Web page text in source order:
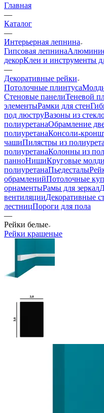
Главная
—
Каталог
—
Интерьерная лепнина
Гипсовая лепнина
декорКлеи и инструменты
—
Декоративные рейки
Потолочные плинтуса
Стеновые панелиТеневой
элементыРамки для стен
под люструВазоны из
полиуретанаОбрамление
полиуретанаКонсоли-
чашиПилястры из
полиуретанаКолонны из
панноНишиКруговые
полиуретанаПьедесталы
обрамленийПотолочные
орнаментыРамы для зеркал
вентиляцииДекоративные
лестницПороги для пола
—
Рейки белые
Рейки крашеные